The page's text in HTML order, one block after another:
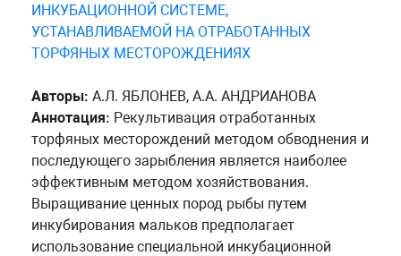
ИНКУБАЦИОННОЙ СИСТЕМЕ,
УСТАНАВЛИВАЕМОЙ НА ОТРАБОТАННЫХ
ТОРФЯНЫХ МЕСТОРОЖДЕНИЯХ
Авторы: А.Л. ЯБЛОНЕВ, А.А. АНДРИАНОВА
Аннотация: Рекультивация отработанных
торфяных месторождений методом обводнения и
последующего зарыбления является наиболее
эффективным методом хозяйствования.
Выращивание ценных пород рыбы путем
инкубирования мальков предполагает
использование специальной инкубационной